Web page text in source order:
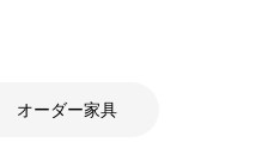
オーダー家具